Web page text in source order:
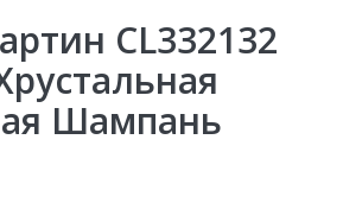
CL332132
Шампань